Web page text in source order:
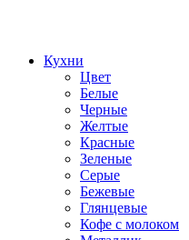
Кухни
Цвет
Белые
Черные
Желтые
Красные
Зеленые
Серые
Бежевые
Глянцевые
Кофе с молоком